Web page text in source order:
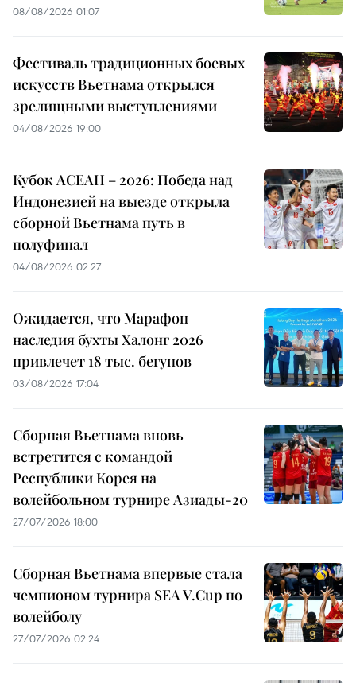
08/08/2026 01:07
Фестиваль традиционных боевых
искусств Вьетнама открылся
зрелищными выступлениями
04/08/2026 19:00
Кубок АСЕАН – 2026: Победа над
Индонезией на выезде открыла
сборной Вьетнама путь в
полуфинал
04/08/2026 02:27
Ожидается, что Марафон
наследия бухты Халонг 2026
привлечет 18 тыс. бегунов
03/08/2026 17:04
Сборная Вьетнама вновь
встретится с командой
Республики Корея на
волейбольном турнире Азиады-20
27/07/2026 18:00
Сборная Вьетнама впервые стала
чемпионом турнира SEA V.Cup по
волейболу
27/07/2026 02:24